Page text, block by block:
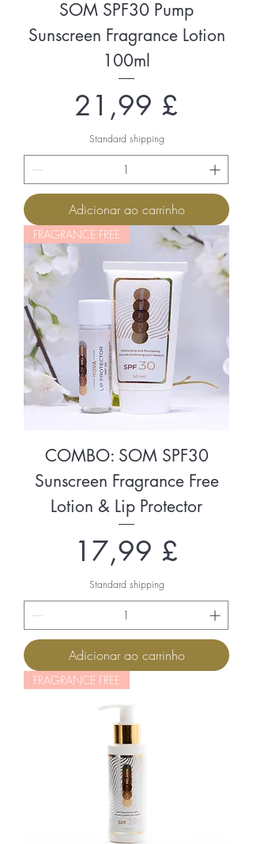
SOM SPF30 Pump
Sunscreen Fragrance Lotion
100ml
Preço
21,99 £
Standard shipping
Adicionar ao carrinho
FRAGRANCE FREE
COMBO: SOM SPF30
Sunscreen Fragrance Free
Lotion & Lip Protector
Preço
17,99 £
Standard shipping
Adicionar ao carrinho
FRAGRANCE FREE